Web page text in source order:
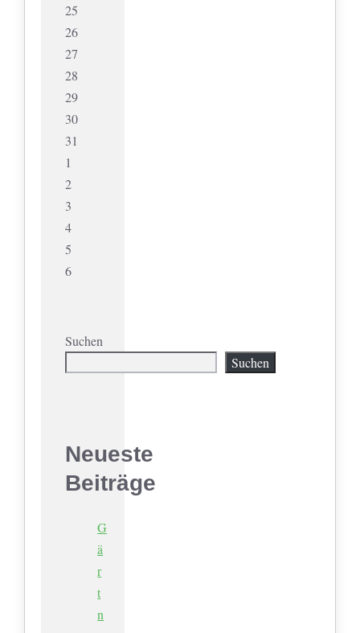
25
26
27
28
29
30
31
1
2
3
4
5
6
Suchen
Suchen
Neueste
Beiträge
G
ä
r
t
n